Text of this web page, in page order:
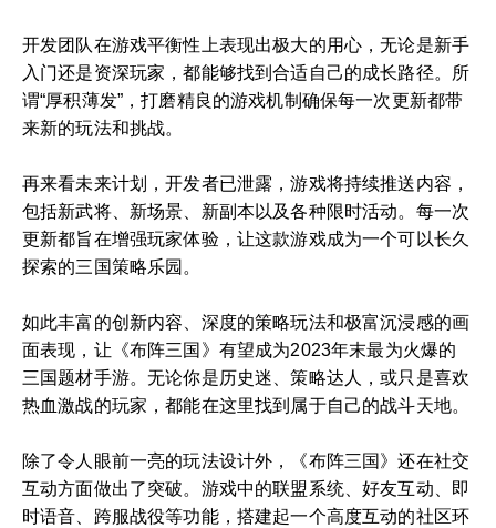
开发团队在游戏平衡性上表现出极大的用心，无论是新手
入门还是资深玩家，都能够找到合适自己的成长路径。所
谓“厚积薄发”，打磨精良的游戏机制确保每一次更新都带
来新的玩法和挑战。
再来看未来计划，开发者已泄露，游戏将持续推送内容，
包括新武将、新场景、新副本以及各种限时活动。每一次
更新都旨在增强玩家体验，让这款游戏成为一个可以长久
探索的三国策略乐园。
如此丰富的创新内容、深度的策略玩法和极富沉浸感的画
面表现，让《布阵三国》有望成为2023年末最为火爆的
三国题材手游。无论你是历史迷、策略达人，或只是喜欢
热血激战的玩家，都能在这里找到属于自己的战斗天地。
除了令人眼前一亮的玩法设计外，《布阵三国》还在社交
互动方面做出了突破。游戏中的联盟系统、好友互动、即
时语音、跨服战役等功能，搭建起一个高度互动的社区环